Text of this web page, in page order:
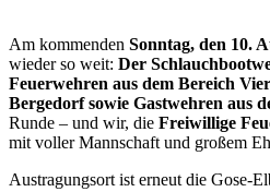
Am kommenden Sonntag, den 10.
wieder so weit: Der
Feuerwehren aus dem Bereich
Bergedorf sowie Gastwehren aus
Runde – und wir, die Freiwillige
mit voller Mannschaft und großem
Austragungsort ist erneut die Gose-